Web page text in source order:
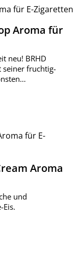
Aroma für
neu! BRHD
seiner fruchtig-
Aroma
und